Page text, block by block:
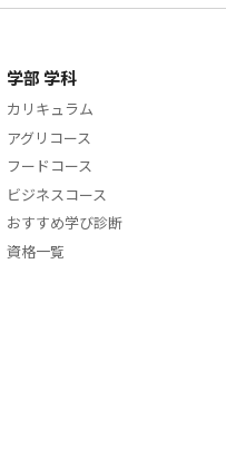
学部 学科
カリキュラム
アグリコース
フードコース
ビジネスコース
おすすめ学び診断
資格一覧